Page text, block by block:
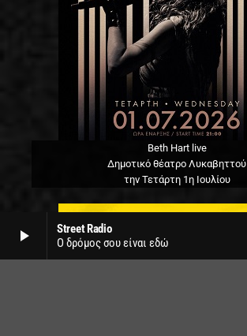
play_arrow
Street Radio
Ο δρόμος σου είναι εδώ
Beth Hart live
Δημοτικό θέατρο Λυκαβηττού
την Τετάρτη 1η Ιουλίου